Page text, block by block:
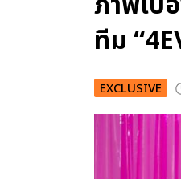
ทีม
EXCLUSIVE